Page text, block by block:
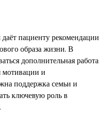
пациенту рекомендации
образа жизни. В
дополнительная работа
мотивации и
поддержка семьи и
ключевую роль в